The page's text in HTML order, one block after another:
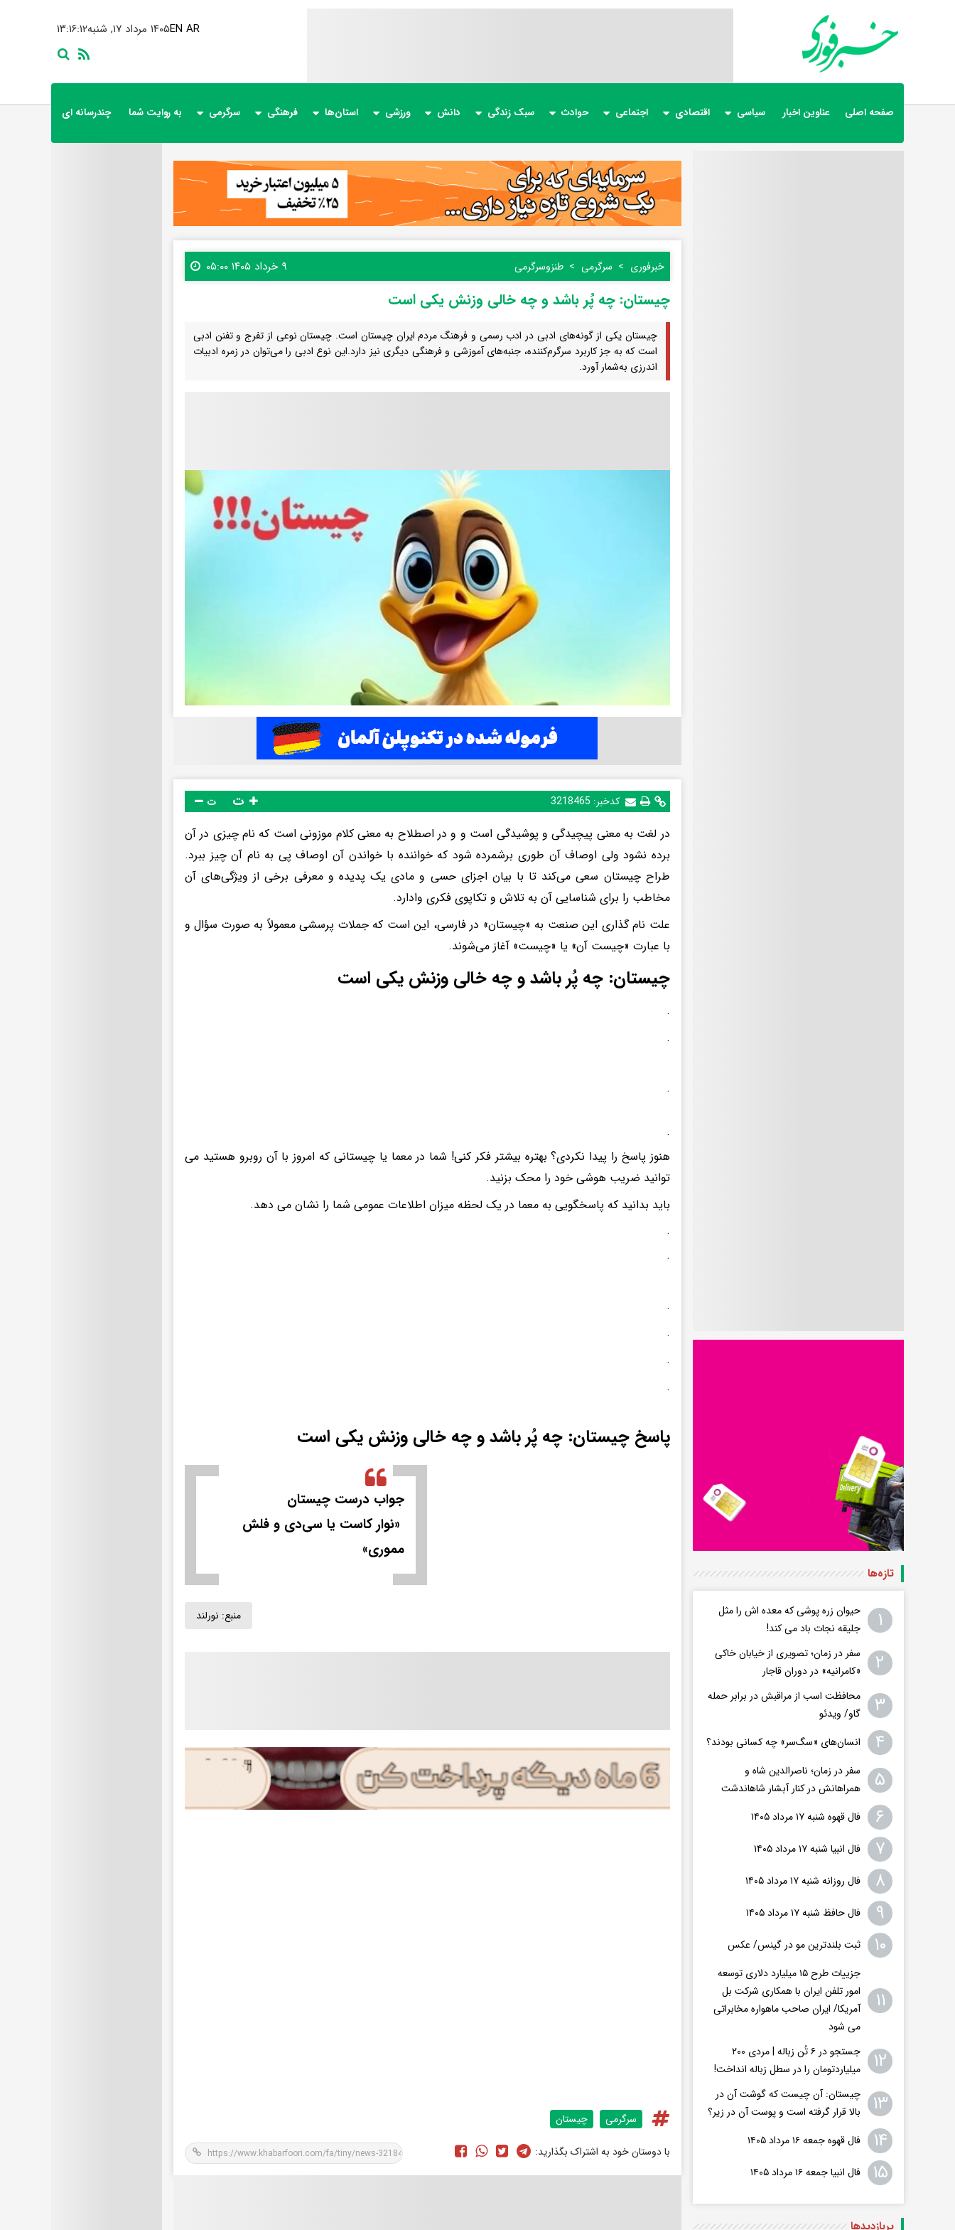
۱۳:۱۶:۱۳ ۱۴۰۵ مرداد ۱۷, شنبهEN AR
صفحه اصلی عناوین اخبار سیاسی اقتصادی اجتماعی حوادث سبک زندگی دانش ورزشی استان‌ها فرهنگی سرگرمی به روایت شما چندرسانه ای
خبرفوری سرگرمی طنز‌و‌سرگرمی ۹ خرداد ۱۴۰۵ ۰۵:۰۰
چیستان: چه پُر باشد و چه خالی وزنش یکی است
چیستان یکی از گونه‌های ادبی در ادب رسمی و فرهنگ مردم ایران چیستان است. چیستان نوعی از تفرج و تفنن ادبی
است که به جز کاربرد سرگرم‌کننده، جنبه‌های آموزشی و فرهنگی دیگری نیز دارد.این نوع ادبی را می‌توان در زمره ادبیات
اندرزی به‌شمار آورد.
کدخبر: 3218465 ت
در لغت به معنی پیچیدگی و پوشیدگی است و و در اصطلاح به معنی کلام موزونی است که نام چیزی در آن
برده نشود ولی اوصاف آن طوری برشمرده شود که خواننده با خواندن آن اوصاف پی به نام آن چیز ببرد.
طراح چیستان سعی می‌کند تا با بیان اجزای حسی و مادی یک پدیده و معرفی برخی از ویژگی‌های آن
مخاطب را برای شناسایی آن به تلاش و تکاپوی فکری وادارد.
علت نام گذاری این صنعت به «چیستان» در فارسی، این است که جملات پرسشی معمولاً به صورت سؤال و
با عبارت «چیست آن» یا «چیست» آغاز می‌شوند.
چیستان: چه پُر باشد و چه خالی وزنش یکی است
.
.
.
.
هنوز پاسخ را پیدا نکردی؟ بهتره بیشتر فکر کنی! شما در معما یا چیستانی که امروز با آن روبرو هستید می
توانید ضریب هوشی خود را محک بزنید.
باید بدانید که پاسخگویی به معما در یک لحظه میزان اطلاعات عمومی شما را نشان می دهد.
.
.
.
.
.
.
پاسخ چیستان: چه پُر باشد و چه خالی وزنش یکی است
جواب درست چیستان
«نوار کاست یا سی‌دی و فلش
مموری»
منبع: نورلند
سرگرمی چیستان
با دوستان خود به اشتراک بگذارید:
تازه‌ها
۱
حیوان زره پوشی که معده اش را مثل
جلیقه نجات باد می کند!
۲
سفر در زمان؛ تصویری از خیابان خاکی
«کامرانیه» در دوران قاجار
۳
محافظت اسب از مراقبش در برابر حمله
گاو/ ویدئو
۴ انسان‌های «سگ‌سر» چه کسانی بودند؟
۵
سفر در زمان؛ ناصرالدین شاه و
همراهانش در کنار آبشار شاهاندشت
۶ فال قهوه شنبه ۱۷ مرداد ۱۴۰۵
۷ فال انبیا شنبه ۱۷ مرداد ۱۴۰۵
۸ فال روزانه شنبه ۱۷ مرداد ۱۴۰۵
۹ فال حافظ شنبه ۱۷ مرداد ۱۴۰۵
۱۰ ثبت بلندترین مو در گینس/ عکس
۱۱
جزییات طرح ۱۵ میلیارد دلاری توسعه
امور تلفن ایران با همکاری شرکت بل
آمریکا/ ایران صاحب ماهواره مخابراتی
می شود
۱۲
جستجو در ۶ تُن زباله | مردی ۲۰۰
میلیاردتومان را در سطل زباله انداخت!
۱۳
چیستان: آن چیست که گوشت آن در
بالا قرار گرفته است و پوست آن در زیر؟
۱۴ فال قهوه جمعه ۱۶ مرداد ۱۴۰۵
۱۵ فال انبیا جمعه ۱۶ مرداد ۱۴۰۵
پربازدید‌ها